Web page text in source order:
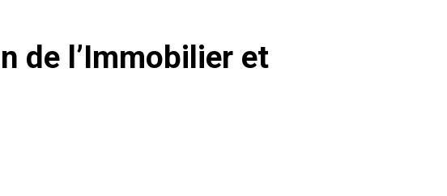
de l’Immobilier et